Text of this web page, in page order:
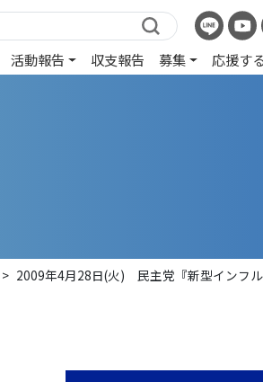
活動報告 収支報告 募集 応援する
> 2009年4月28日(火) 民主党『新型インフ